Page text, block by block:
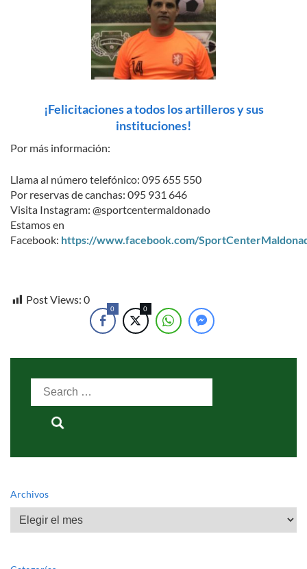
¡Felicitaciones a todos los artilleros y sus
instituciones!
Por más información:
Llama al número telefónico: 095 655 550
Por reservas de canchas: 095 931 646
Visita Instagram: @sportcentermaldonado
Estamos en
Facebook: https://www.facebook.com/
Post Views: 0
0 0
Search
Archivos
Archivos